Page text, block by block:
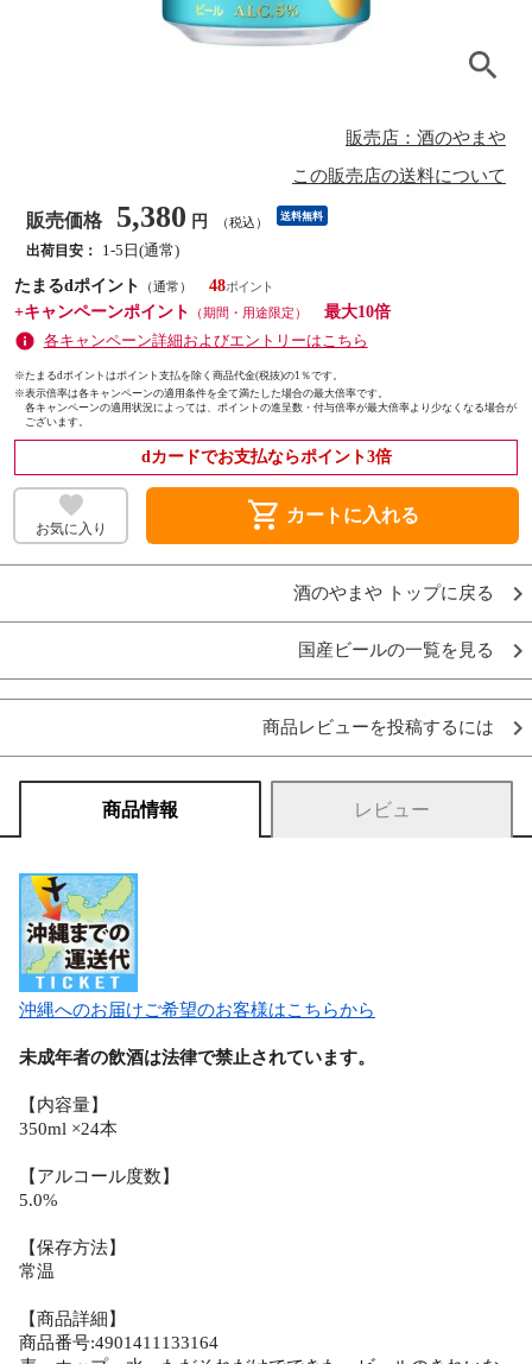
販売店：酒のやまや
この販売店の送料について
販売価格 5,380 円 （税込） 送料無料
出荷目安：
1-5日(通常)
たまるdポイント
（通常）
48
+キャンペーンポイント
（期間・用途限定）
最大10倍
各キャンペーン詳細およびエントリーはこちら
※たまるdポイントはポイント支払を除く商品代金(税抜)の1％です。
※表示倍率は各キャンペーンの適用条件を全て満たした場合の最大倍率です。
各キャンペーンの適用状況によっては、ポイントの進呈数・付与倍率が最大倍率より少なくなる場合が
ございます。
dカードでお支払ならポイント3倍
お気に入り shopping_cart カートに入れる
酒のやまや トップに戻る
国産ビールの一覧を見る
商品レビューを投稿するには
商品情報 レビュー
沖縄へのお届けご希望のお客様はこちらから
未成年者の飲酒は法律で禁止されています。
【内容量】
350ml ×24本
【アルコール度数】
5.0%
【保存方法】
常温
【商品詳細】
商品番号:4901411133164